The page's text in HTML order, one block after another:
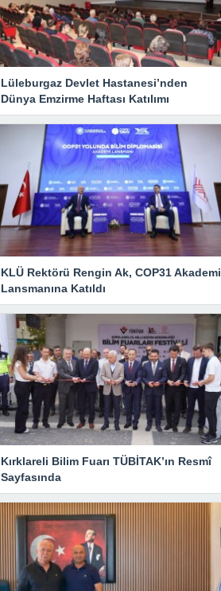
Lüleburgaz Devlet Hastanesi’nden
Dünya Emzirme Haftası Katılımı
KLÜ Rektörü Rengin Ak, COP31 Akademi
Lansmanına Katıldı
Kırklareli Bilim Fuarı TÜBİTAK’ın Resmî
Sayfasında